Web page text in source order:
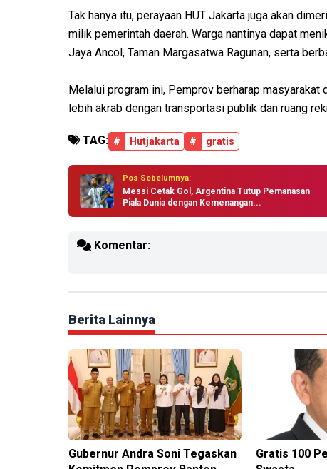
Tak hanya itu, perayaan HUT Jakarta juga akan
milik pemerintah daerah. Warga nantinya dapat
Jaya Ancol, Taman Margasatwa Ragunan, serta
Melalui program ini, Pemprov berharap
lebih akrab dengan transportasi publik dan ruang
TAG: # Hutjakarta # gratis
Pos Sebelumnya:
Messi Cetak Gol, Argentina Tutup Pemanasan
Piala Dunia dengan Kemenangan...
Komentar:
Berita Lainnya
Gubernur Andra Soni Tegaskan
Gratis 100